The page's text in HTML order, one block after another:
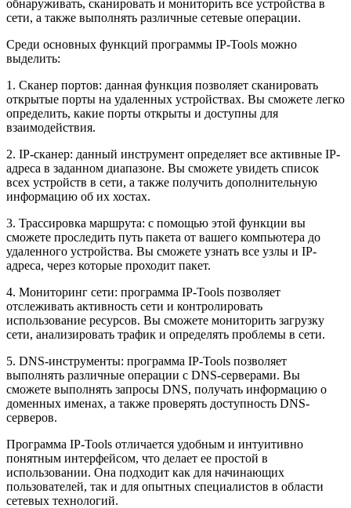
обнаруживать, сканировать и мониторить все устройства в
сети, а также выполнять различные сетевые операции.
Среди основных функций программы IP-Tools можно
выделить:
1. Сканер портов: данная функция позволяет сканировать
открытые порты на удаленных устройствах. Вы сможете легко
определить, какие порты открыты и доступны для
взаимодействия.
2. IP-сканер: данный инструмент определяет все активные IP-
адреса в заданном диапазоне. Вы сможете увидеть список
всех устройств в сети, а также получить дополнительную
информацию об их хостах.
3. Трассировка маршрута: с помощью этой функции вы
сможете проследить путь пакета от вашего компьютера до
удаленного устройства. Вы сможете узнать все узлы и IP-
адреса, через которые проходит пакет.
4. Мониторинг сети: программа IP-Tools позволяет
отслеживать активность сети и контролировать
использование ресурсов. Вы сможете мониторить загрузку
сети, анализировать трафик и определять проблемы в сети.
5. DNS-инструменты: программа IP-Tools позволяет
выполнять различные операции с DNS-серверами. Вы
сможете выполнять запросы DNS, получать информацию о
доменных именах, а также проверять доступность DNS-
серверов.
Программа IP-Tools отличается удобным и интуитивно
понятным интерфейсом, что делает ее простой в
использовании. Она подходит как для начинающих
пользователей, так и для опытных специалистов в области
сетевых технологий.